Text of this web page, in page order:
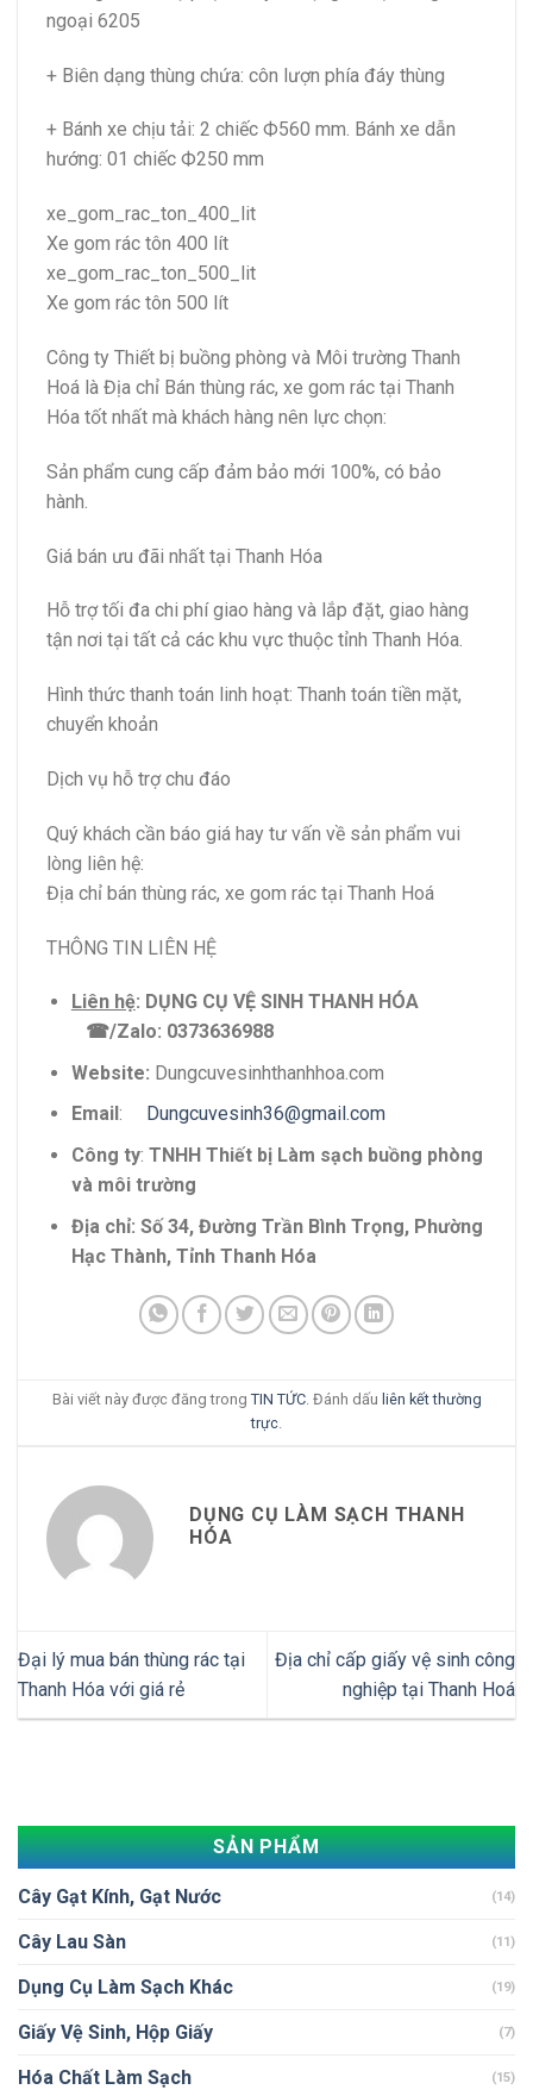
ngoại 6205
+ Biên dạng thùng chứa: côn lượn phía đáy thùng
+ Bánh xe chịu tải: 2 chiếc Ф560 mm. Bánh xe dẫn
hướng: 01 chiếc Ф250 mm
xe_gom_rac_ton_400_lit
Xe gom rác tôn 400 lít
xe_gom_rac_ton_500_lit
Xe gom rác tôn 500 lít
Công ty Thiết bị buồng phòng và Môi trường Thanh
Hoá là Địa chỉ Bán thùng rác, xe gom rác tại Thanh
Hóa tốt nhất mà khách hàng nên lực chọn:
Sản phẩm cung cấp đảm bảo mới 100%, có bảo
hành.
Giá bán ưu đãi nhất tại Thanh Hóa
Hỗ trợ tối đa chi phí giao hàng và lắp đặt, giao hàng
tận nơi tại tất cả các khu vực thuộc tỉnh Thanh Hóa.
Hình thức thanh toán linh hoạt: Thanh toán tiền mặt,
chuyển khoản
Dịch vụ hỗ trợ chu đáo
Quý khách cần báo giá hay tư vấn về sản phẩm vui
lòng liên hệ:
Địa chỉ bán thùng rác, xe gom rác tại Thanh Hoá
THÔNG TIN LIÊN HỆ
Liên hệ: DỤNG CỤ VỆ SINH THANH HÓA
☎/Zalo: 0373636988
Website: Dungcuvesinhthanhhoa.com
Email :
Dungcuvesinh36@gmail.com
Công ty: TNHH Thiết bị Làm sạch buồng phòng
và môi trường
Địa chỉ: Số 34, Đường Trần Bình Trọng, Phường
Hạc Thành, Tỉnh Thanh Hóa
Bài viết này được đăng trong TIN TỨC. Đánh dấu liên kết thường
trực.
DỤNG CỤ LÀM SẠCH THANH
HÓA
Đại lý mua bán thùng rác tại
Thanh Hóa với giá rẻ
Địa chỉ cấp giấy vệ sinh công
nghiệp tại Thanh Hoá
SẢN PHẨM
Cây Gạt Kính, Gạt Nước (14)
Cây Lau Sàn (11)
Dụng Cụ Làm Sạch Khác (19)
Giấy Vệ Sinh, Hộp Giấy (7)
Hóa Chất Làm Sạch (15)